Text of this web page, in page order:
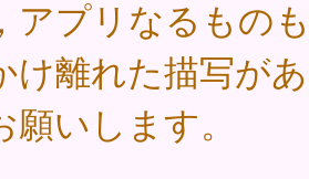
アプリなるもの
け離れた描写が
願いします。